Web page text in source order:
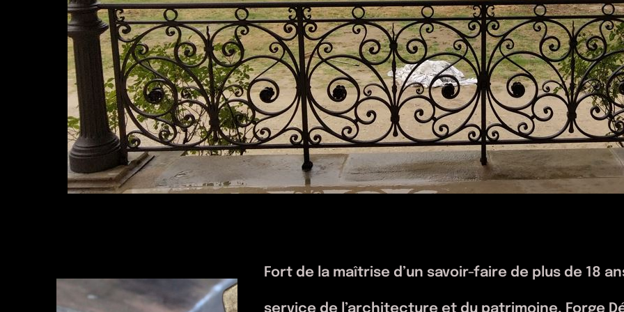
Fort de la maîtrise d’un savoir-faire de plus de 18